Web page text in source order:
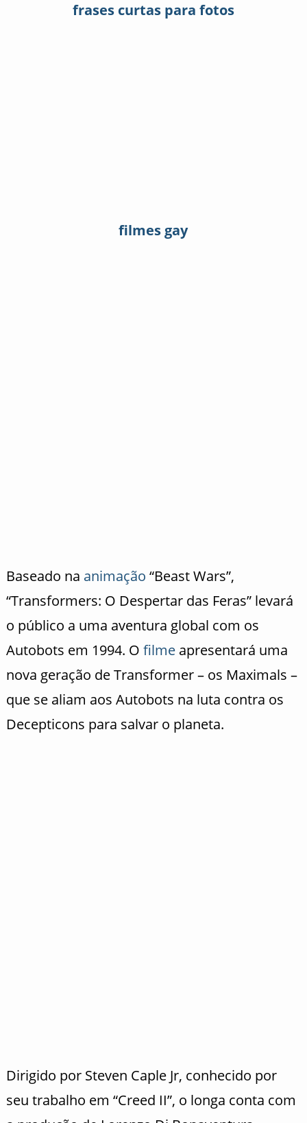
frases curtas para fotos
filmes gay
Baseado na animação “Beast Wars”,
“Transformers: O Despertar das Feras” levará
o público a uma aventura global com os
Autobots em 1994. O filmeapresentará uma
nova geração de Transformer – os Maximals –
que se aliam aos Autobots na luta contra os
Decepticons para salvar o planeta.
Dirigido por Steven Caple Jr, conhecido por
seu trabalho em “Creed II”, o longa conta com